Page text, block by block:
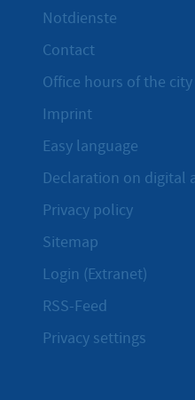
Notdienste
Contact
Office hours of the
Imprint
Easy language
Declaration on digital
Privacy policy
Sitemap
Login (Extranet)
RSS-Feed
Privacy settings